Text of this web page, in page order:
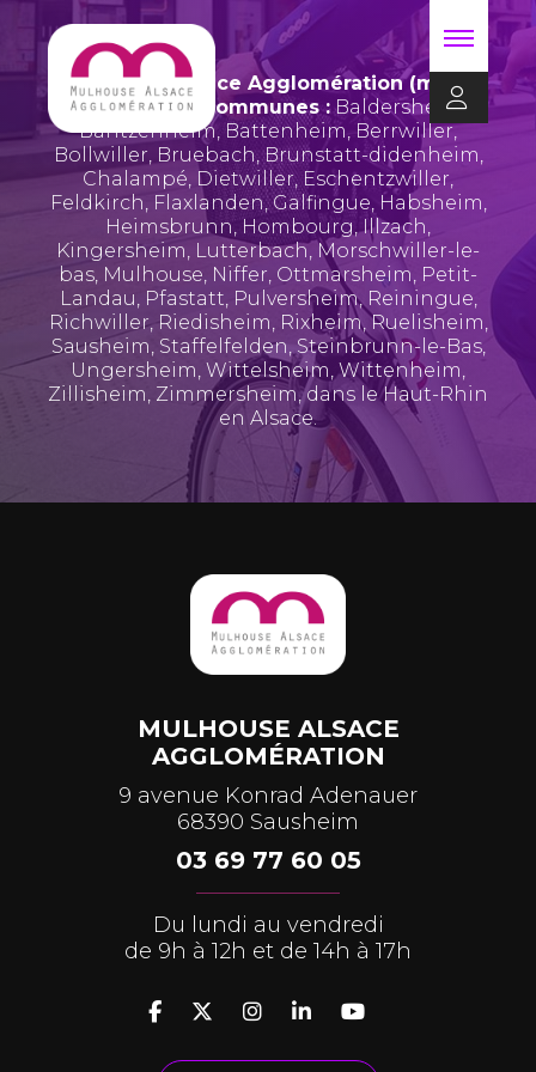
Mulhouse Alsace Agglomération (m2A)
regroupe 39 communes : Baldersheim,
Bantzenheim, Battenheim, Berrwiller,
Bollwiller, Bruebach,Brunstatt-didenheim,
Chalampé, Dietwiller, Eschentzwiller,
Feldkirch, Flaxlanden,Galfingue, Habsheim,
Heimsbrunn, Hombourg,Illzach,
Kingersheim, Lutterbach, Morschwiller-le-
bas, Mulhouse, Niffer, Ottmarsheim, Petit-
Landau, Pfastatt, Pulversheim, Reiningue,
Richwiller, Riedisheim, Rixheim,Ruelisheim,
Sausheim, Staffelfelden, Steinbrunn-le-Bas,
Ungersheim, Wittelsheim,Wittenheim,
Zillisheim, Zimmersheim, dans le Haut-Rhin
en Alsace.
MULHOUSE ALSACE
AGGLOMÉRATION
9 avenue Konrad Adenauer
68390 Sausheim
03 69 77 60 05
Du lundi au vendredi
de 9h à 12h et de 14h à 17h